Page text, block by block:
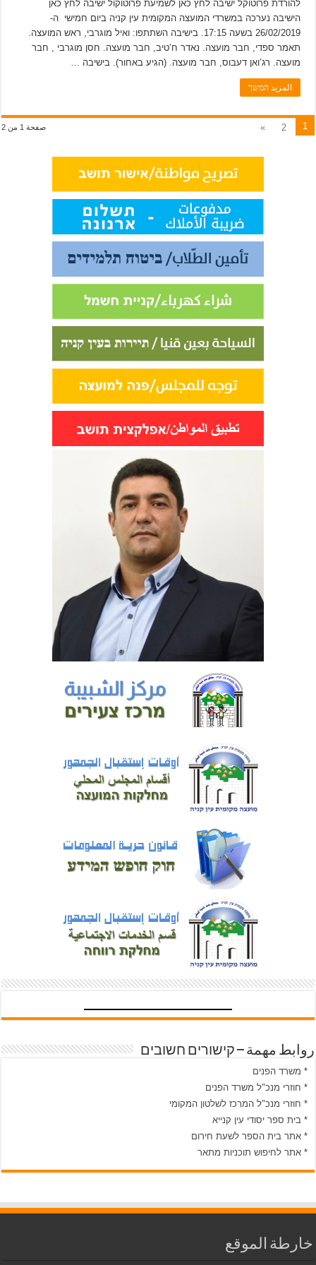
להורדת פרוטוקל ישיבה לחץ כאן לשמיעת פרוטוקול ישיבה לחץ כאן
הישיבה נערכה במשרדי המועצה המקומית עין קניה ביום חמישי ה-
26/02/2019 בשעה 17:15. בישיבה השתתפו: ואיל מוגרבי, ראש המועצה.
תאמר ספדי, חבר מועצה. נאדר ח’טיב, חבר מועצה. חסן מוגרבי , חבר
מועצה. רג’ואן דעבוס, חבר מועצה. (הגיע באחור). בישיבה …
المزيد המשך
صفحة 1 من 2 1
2
»
روابط مهمة – קישורים חשובים
* משרד הפנים
* חוזרי מנכ"ל משרד הפנים
* חוזרי מנכ"ל המרכז לשלטון המקומי
* בית ספר יסודי עין קנייא
* אתר בית הספר לשעת חירום
* אתר לחיפוש תוכניות מתאר
خارطة الموقع